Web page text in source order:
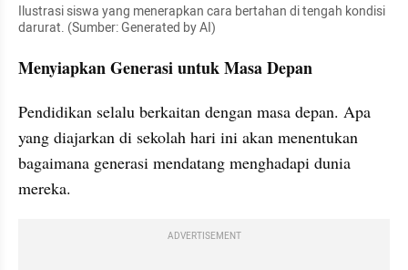
Ilustrasi siswa yang menerapkan cara bertahan di tengah kondisi
darurat. (Sumber: Generated by AI)
Menyiapkan Generasi untuk Masa Depan
Pendidikan selalu berkaitan dengan masa depan. Apa
yang diajarkan di sekolah hari ini akan menentukan
bagaimana generasi mendatang menghadapi dunia
mereka.
ADVERTISEMENT